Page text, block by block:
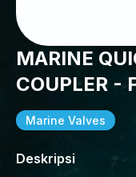
MARINE
COUPLER -
Marine Valves
Deskripsi